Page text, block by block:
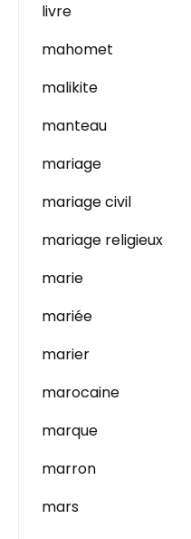
livre
mahomet
malikite
manteau
mariage
mariage civil
mariage religieux
marie
mariée
marier
marocaine
marque
marron
mars